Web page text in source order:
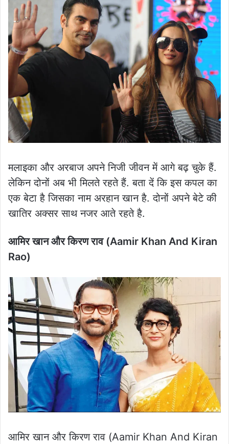
मलाइका और अरबाज अपने निजी जीवन में आगे बढ़ चुके हैं.
लेकिन दोनों अब भी मिलते रहते हैं. बता दें कि इस कपल का
एक बेटा है जिसका नाम अरहान खान है. दोनों अपने बेटे की
खातिर अक्सर साथ नजर आते रहते है.
आमिर खान और किरण राव (Aamir Khan And Kiran
Rao)
आमिर खान और किरण राव (Aamir Khan And Kiran